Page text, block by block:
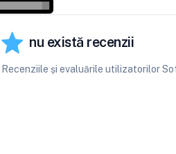
nu există recenzii
Recenziile și evaluările utilizatorilor